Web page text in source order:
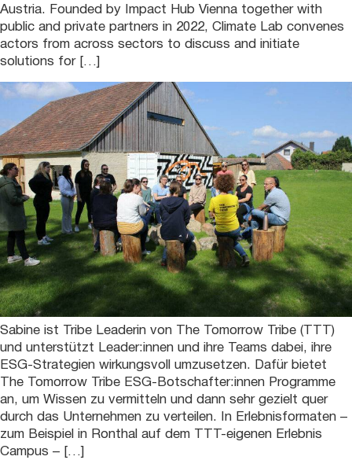
Austria. Founded by Impact Hub Vienna together with
public and private partners in 2022, Climate Lab convenes
actors from across sectors to discuss and initiate
solutions for […]
Sabine ist Tribe Leaderin von The Tomorrow Tribe (TTT)
und unterstützt Leader:innen und ihre Teams dabei, ihre
ESG-Strategien wirkungsvoll umzusetzen. Dafür bietet
The Tomorrow Tribe ESG-Botschafter:innen Programme
an, um Wissen zu vermitteln und dann sehr gezielt quer
durch das Unternehmen zu verteilen. In Erlebnisformaten –
zum Beispiel in Ronthal auf dem TTT-eigenen Erlebnis
Campus – […]